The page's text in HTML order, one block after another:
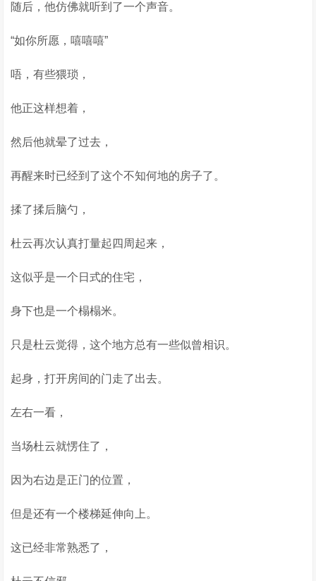
随后，他仿佛就听到了一个声音。
“如你所愿，嘻嘻嘻”
唔，有些猥琐，
他正这样想着，
然后他就晕了过去，
再醒来时已经到了这个不知何地的房子了。
揉了揉后脑勺，
杜云再次认真打量起四周起来，
这似乎是一个日式的住宅，
身下也是一个榻榻米。
只是杜云觉得，这个地方总有一些似曾相识。
起身，打开房间的门走了出去。
左右一看，
当场杜云就愣住了，
因为右边是正门的位置，
但是还有一个楼梯延伸向上。
这已经非常熟悉了，